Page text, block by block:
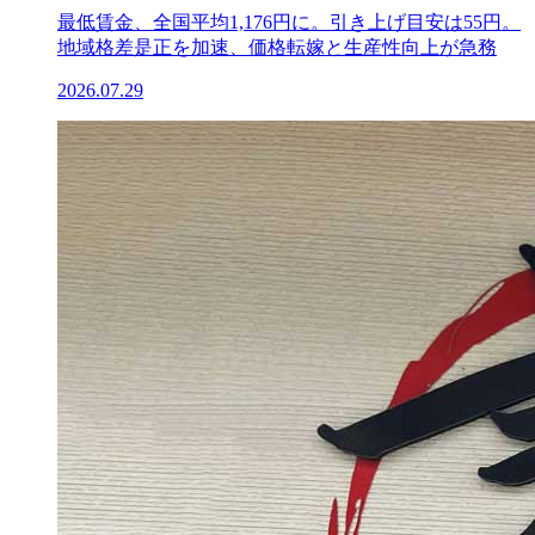
最低賃金、全国平均1,176円に。引き上げ目安は55円。
地域格差是正を加速、価格転嫁と生産性向上が急務
2026.07.29